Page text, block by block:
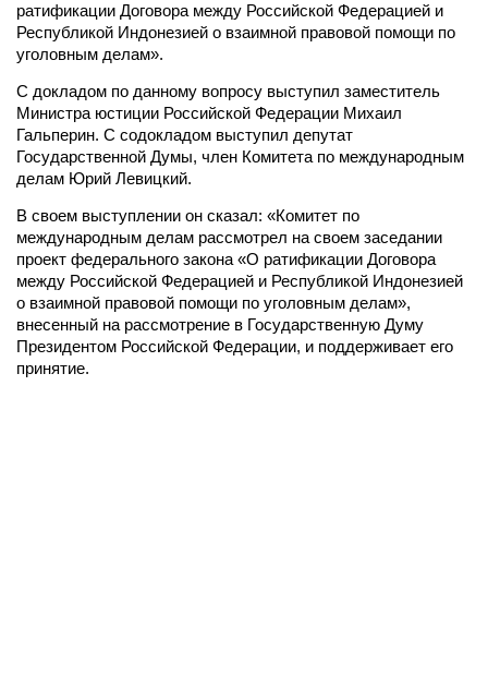
ратификации Договора между Российской Федерацией и
Республикой Индонезией о взаимной правовой помощи по
уголовным делам».
С докладом по данному вопросу выступил заместитель
Министра юстиции Российской Федерации Михаил
Гальперин. С содокладом выступил депутат
Государственной Думы, член Комитета по международным
делам Юрий Левицкий.
В своем выступлении он сказал: «Комитет по
международным делам рассмотрел на своем заседании
проект федерального закона «О ратификации Договора
между Российской Федерацией и Республикой Индонезией
о взаимной правовой помощи по уголовным делам»,
внесенный на рассмотрение в Государственную Думу
Президентом Российской Федерации, и поддерживает его
принятие.